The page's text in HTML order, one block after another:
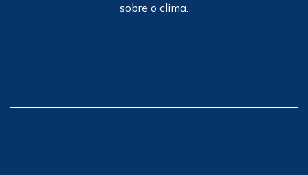
sobre o clima.